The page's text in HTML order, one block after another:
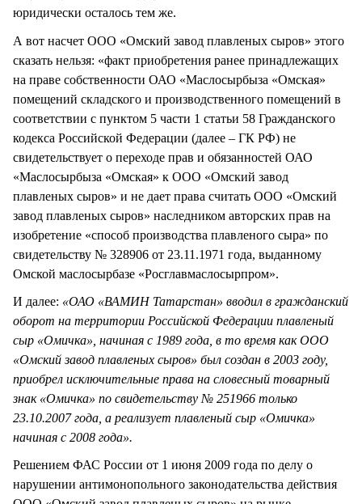
юридически осталось тем же.
А вот насчет ООО «Омский завод плавленых сыров» этого
сказать нельзя: «факт приобретения ранее принадлежащих
на праве собственности ОАО «Маслосырбыза «Омская»
помещений складского и производственного помещений в
соответствии с пунктом 5 части 1 статьи 58 Гражданского
кодекса Российской Федерации (далее – ГК РФ) не
свидетельствует о переходе прав и обязанностей ОАО
«Маслосырбыза «Омская» к ООО «Омский завод
плавленых сыров» и не дает права считать ООО «Омский
завод плавленых сыров» наследником авторских прав на
изобретение «способ производства плавленого сыра» по
свидетельству № 328906 от 23.11.1971 года, выданному
Омской маслосырбазе «Росглавмаслосырпром».
И далее: «ОАО «ВАМИН Татарстан» вводил в гражданский
оборот на территории Российской Федерации плавленый
сыр «Омичка», начиная с 1989 года, в то время как ООО
«Омский завод плавленых сыров» был создан в 2003 году,
приобрел исключительные права на словесный товарный
знак «Омичка» по свидетельству № 251966 только
23.10.2007 года, а реализует плавленый сыр «Омичка»
начиная с 2008 года».
Решением ФАС России от 1 июня 2009 года по делу о
нарушении антимонопольного законодательства действия